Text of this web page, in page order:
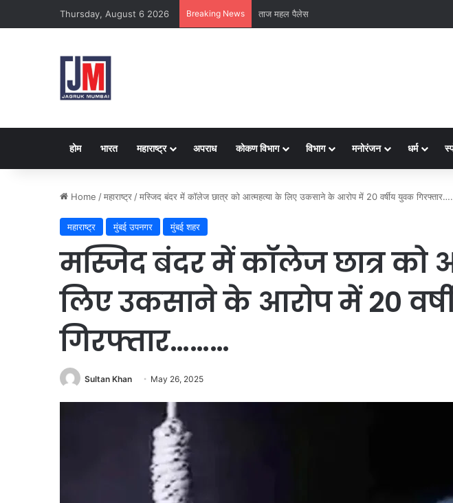
Thursday, August 6 2026 Breaking News क्राइम ब्रांच कक्ष-2
होम भारत महाराष्ट्र अपराध कोकण विभाग विभाग मनोरंजन धर्म
Home /महाराष्ट्र /मस्जिद बंदर में कॉलेज छात्र को आत्महत्या के लिए उकसाने के आरोप में 20 वर्षीय युवक
महाराष्ट्र मुंबई उपनगर मुंबई शहर
मस्जिद बंदर में कॉलेज छात्र को
लिए उकसाने के आरोप में 20
गिरफ्तार………
Sultan Khan May 26, 2025